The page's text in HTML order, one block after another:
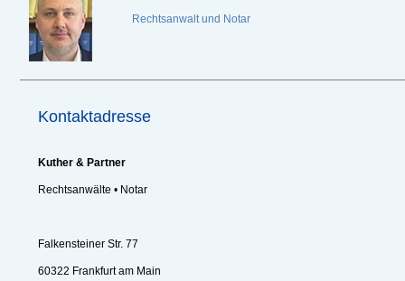
Rechtsanwalt und Notar
Kontaktadresse
Kuther & Partner
Rechtsanwälte • Notar
Falkensteiner Str. 77
60322 Frankfurt am Main